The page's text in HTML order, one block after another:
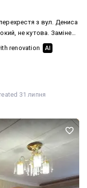
з вул. Дениса
на кухні робоча
— ламінат.
залізні двері. Домофон.
renovation AI
31 липня